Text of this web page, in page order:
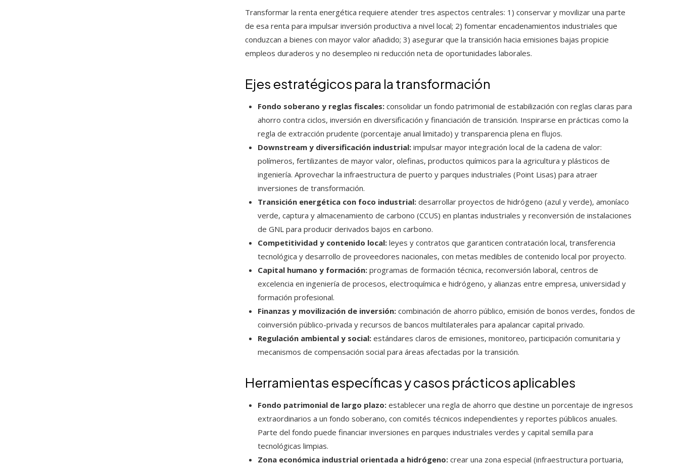
Transformar la renta energética requiere atender tres aspectos centrales: 1) conservar y movilizar una parte
de esa renta para impulsar inversión productiva a nivel local; 2) fomentar encadenamientos industriales que
conduzcan a bienes con mayor valor añadido; 3) asegurar que la transición hacia emisiones bajas propicie
empleos duraderos y no desempleo ni reducción neta de oportunidades laborales.
Ejes estratégicos para la transformación
Fondo soberano y reglas fiscales:consolidar un fondo patrimonial de estabilización con reglas claras para
ahorro contra ciclos, inversión en diversificación y financiación de transición. Inspirarse en prácticas como la
regla de extracción prudente (porcentaje anual limitado) y transparencia plena en flujos.
Downstream y diversificación industrial:impulsar mayor integración local de la cadena de valor:
polímeros, fertilizantes de mayor valor, olefinas, productos químicos para la agricultura y plásticos de
ingeniería. Aprovechar la infraestructura de puerto y parques industriales (Point Lisas) para atraer
inversiones de transformación.
Transición energética con foco industrial:desarrollar proyectos de hidrógeno (azul y verde), amoníaco
verde, captura y almacenamiento de carbono (CCUS) en plantas industriales y reconversión de instalaciones
de GNL para producir derivados bajos en carbono.
Competitividad y contenido local:leyes y contratos que garanticen contratación local, transferencia
tecnológica y desarrollo de proveedores nacionales, con metas medibles de contenido local por proyecto.
Capital humano y formación:programas de formación técnica, reconversión laboral, centros de
excelencia en ingeniería de procesos, electroquímica e hidrógeno, y alianzas entre empresa, universidad y
formación profesional.
Finanzas y movilización de inversión:combinación de ahorro público, emisión de bonos verdes, fondos de
coinversión público-privada y recursos de bancos multilaterales para apalancar capital privado.
Regulación ambiental y social:estándares claros de emisiones, monitoreo, participación comunitaria y
mecanismos de compensación social para áreas afectadas por la transición.
Herramientas específicas y casos prácticos aplicables
Fondo patrimonial de largo plazo:establecer una regla de ahorro que destine un porcentaje de ingresos
extraordinarios a un fondo soberano, con comités técnicos independientes y reportes públicos anuales.
Parte del fondo puede financiar inversiones en parques industriales verdes y capital semilla para
tecnológicas limpias.
Zona económica industrial orientada a hidrógeno:crear una zona especial (infraestructura portuaria,